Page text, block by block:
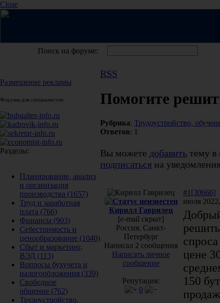
Close
Поиск на форуме:
Размещение рекламы
Форумы для специалистов:
Разделы:
Планирование, анализ
и организация
производства (1657)
Труд и заработная
плата (766)
Финансы (903)
Себестоимость и
ценообразование (1040)
Сбыт и маркетинг,
ВЭД (113)
Вопросы бухучета и
налогообложения (339)
Свободное
общение (762)
Трудоустройство,
RSS
Помогите
Рубрика: Трудоустройство,
Ответов: 1
Вы можете добавить тему в
подписаться на
Кирилл Гаврилец
[e-mail скрыт]
Россия, Санкт-
Петербург
Написал 2 сообщения
Написать личное
сообщение
Репутация:
0
#1[30666]
июля
цене
150